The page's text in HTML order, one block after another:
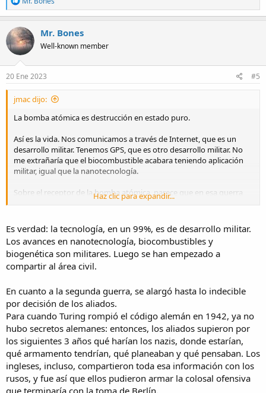
e
a
c
t
i
o
n
s
Mr. Bones
Well-known member
20 Ene 2023 #5
jmac dijo:
La bomba atómica es destrucción en estado puro.
Así es la vida. Nos comunicamos a través de Internet, que es un
desarrollo militar. Tenemos GPS, que es otro desarrollo militar. No
me extrañaría que el biocombustible acabara teniendo aplicación
militar, igual que la nanotecnología.
Sobre el receptor de la bomba atómica, parece que en esa guerra
todos estaban trabajando para desarrollarla. Hace unos años que
capturaron el
U-234, con material estratégico (óxido de uranio) y
planos del avión Me 262, destinado a Japón. Parece razonable. Unos
años más y tal vez habríamos visto el primer hongo nuclear en San
Francisco o Londres. O Berlín.
Haz clic para expandir...
Es verdad: la tecnología, en un 99%, es de desarrollo militar.
Los avances en nanotecnología, biocombustibles y
biogenética son militares. Luego se han empezado a
compartir al área civil.
En cuanto a la segunda guerra, se alargó hasta lo indecible
por decisión de los aliados.
Para cuando Turing rompió el código alemán en 1942, ya no
hubo secretos alemanes: entonces, los aliados supieron por
los siguientes 3 años qué harían los nazis, donde estarían,
qué armamento tendrían, qué planeaban y qué pensaban. Los
ingleses, incluso, compartieron toda esa información con los
rusos, y fue así que ellos pudieron armar la colosal ofensiva
que terminaría con la toma de Berlín.